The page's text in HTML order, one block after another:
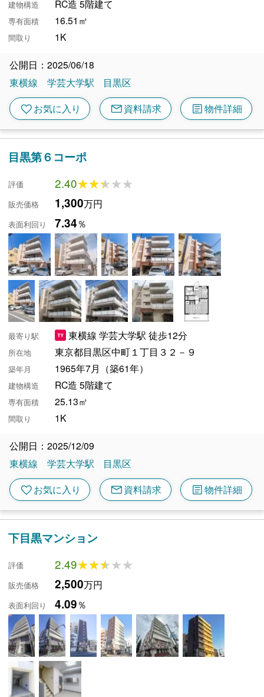
建物構造 RC造 5階建て
専有面積 16.51㎡
間取り 1K
公開日：2025/06/18
東横線
学芸大学駅 目黒区
favoriteお気に入り mail資料請求 article物件詳細
目黒第６コーポ
評価 2.40★★★★★
★★★★★
販売価格 1,300万円
表面利回り 7.34％
最寄り駅 東横線 学芸大学駅 徒歩12分
所在地 東京都目黒区中町１丁目３２－９
築年月 1965年7月（築61年）
建物構造 RC造 5階建て
専有面積 25.13㎡
間取り 1K
公開日：2025/12/09
東横線
学芸大学駅 目黒区
favoriteお気に入り mail資料請求 article物件詳細
下目黒マンション
評価 2.49★★★★★
★★★★★
販売価格 2,500万円
表面利回り 4.09％